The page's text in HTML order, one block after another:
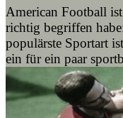
American Football
richtig begriffen
populärste Sportart
ein für ein paar